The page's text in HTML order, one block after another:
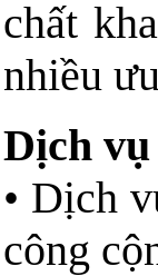
chất
nhiều
Dịch
• Dịch
công